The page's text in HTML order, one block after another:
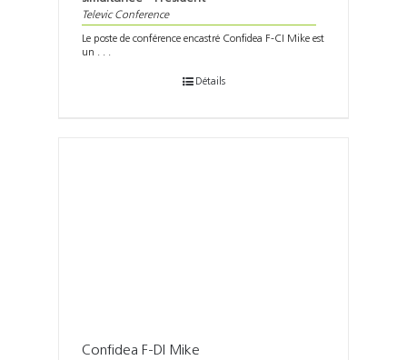
Televic Conference
Le poste de conférence encastré Confidea F-CI Mike est
un . . .
Détails
Confidea F-DI Mike